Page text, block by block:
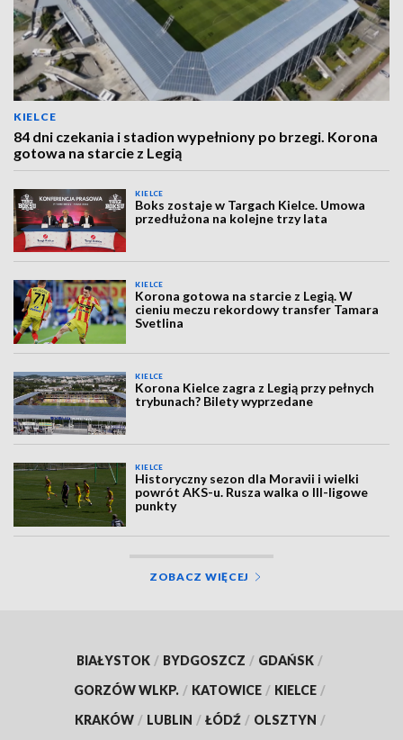
KIELCE
84 dni czekania i stadion wypełniony po brzegi. Korona
gotowa na starcie z Legią
KIELCE
Boks zostaje w Targach Kielce. Umowa
przedłużona na kolejne trzy lata
KIELCE
Korona gotowa na starcie z Legią. W
cieniu meczu rekordowy transfer Tamara
Svetlina
KIELCE
Korona Kielce zagra z Legią przy pełnych
trybunach? Bilety wyprzedane
KIELCE
Historyczny sezon dla Moravii i wielki
powrót AKS-u. Rusza walka o III-ligowe
punkty
ZOBACZ WIĘCEJ
BIAŁYSTOK / BYDGOSZCZ / GDAŃSK /
GORZÓW WLKP. / KATOWICE / KIELCE /
KRAKÓW / LUBLIN / ŁÓDŹ / OLSZTYN /